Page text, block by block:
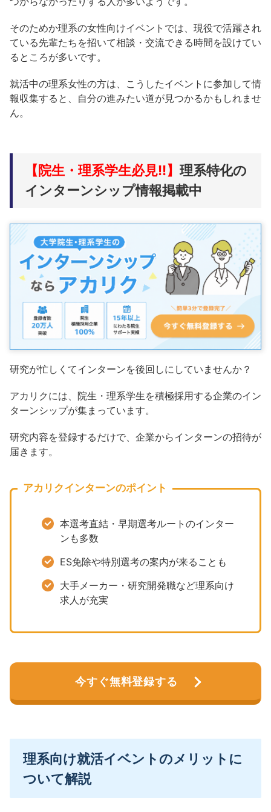
そのためか理系の女性向けイベントでは、現役で活躍され
ている先輩たちを招いて相談・交流できる時間を設けてい
るところが多いです。
就活中の理系女性の方は、こうしたイベントに参加して情
報収集すると、自分の進みたい道が見つかるかもしれませ
ん。
【院生・理系学生必見!!】 理系特化の
インターンシップ情報掲載中
研究が忙しくてインターンを後回しにしていませんか？
アカリクには、院生・理系学生を積極採用する企業のイン
ターンシップが集まっています。
研究内容を登録するだけで、企業からインターンの招待が
届きます。
アカリクインターンのポイント
本選考直結・早期選考ルートのインター
ンも多数
ES免除や特別選考の案内が来ることも
大手メーカー・研究開発職など理系向け
求人が充実
今すぐ無料登録する
理系向け就活イベントのメリットに
ついて解説